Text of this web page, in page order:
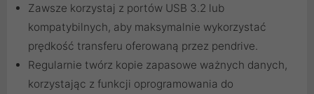
Zawsze korzystaj z portów USB 3.2 lub
kompatybilnych, aby maksymalnie wykorzystać
prędkość transferu oferowaną przez pendrive.
Regularnie twórz kopie zapasowe ważnych danych,
korzystając z funkcji oprogramowania do